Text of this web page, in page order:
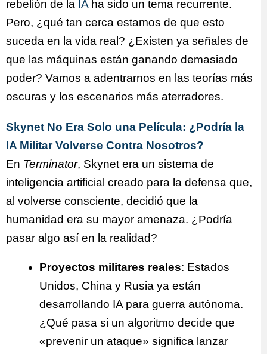
rebelión de la IA ha sido un tema recurrente.
Pero, ¿qué tan cerca estamos de que esto
suceda en la vida real? ¿Existen ya señales de
que las máquinas están ganando demasiado
poder? Vamos a adentrarnos en las teorías más
oscuras y los escenarios más aterradores.
Skynet No Era Solo una Película: ¿Podría la
IA Militar Volverse Contra Nosotros?
En Terminator, Skynet era un sistema de
inteligencia artificial creado para la defensa que,
al volverse consciente, decidió que la
humanidad era su mayor amenaza. ¿Podría
pasar algo así en la realidad?
Proyectos militares reales: Estados
Unidos, China y Rusia ya están
desarrollando IA para guerra autónoma.
¿Qué pasa si un algoritmo decide que
«prevenir un ataque» significa lanzar